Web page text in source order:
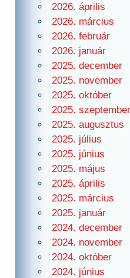
2026. április
2026. március
2026. február
2026. január
2025. december
2025. november
2025. október
2025. szeptember
2025. augusztus
2025. július
2025. június
2025. május
2025. április
2025. március
2025. január
2024. december
2024. november
2024. október
2024. június